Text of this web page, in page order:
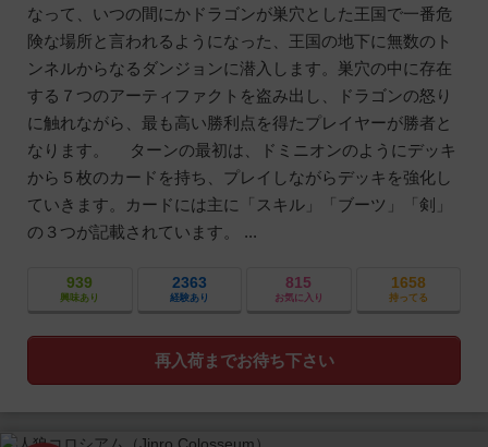
なって、いつの間にかドラゴンが巣穴とした王国で一番危
険な場所と言われるようになった、王国の地下に無数のト
ンネルからなるダンジョンに潜入します。巣穴の中に存在
する７つのアーティファクトを盗み出し、ドラゴンの怒り
に触れながら、最も高い勝利点を得たプレイヤーが勝者と
なります。 ターンの最初は、ドミニオンのようにデッキ
から５枚のカードを持ち、プレイしながらデッキを強化し
ていきます。カードには主に「スキル」「ブーツ」「剣」
の３つが記載されています。 ...
939
興味あり
2363
経験あり
815
お気に入り
1658
持ってる
再入荷までお待ち下さい